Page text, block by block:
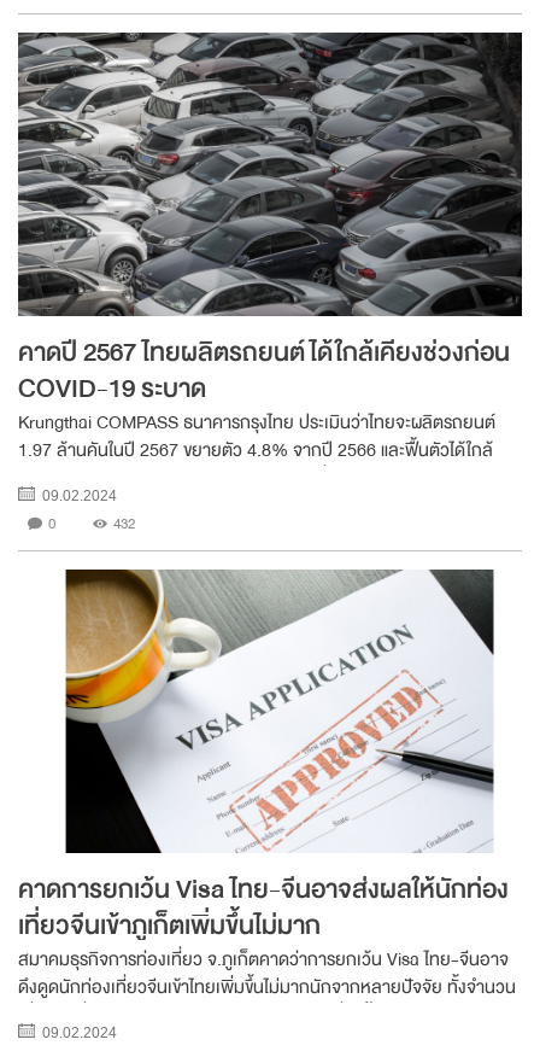
คาดปี 2567 ไทยผลิตรถยนต์ได้ใกล้เคียงช่วงก่อน
COVID-19 ระบาด
Krungthai COMPASS ธนาคารกรุงไทย ประเมินว่าไทยจะผลิตรถยนต์
1.97 ล้านคันในปี 2567 ขยายตัว 4.8% จากปี 2566 และฟื้นตัวได้ใกล้
คัน โดยมี 2 ปัจจัยหนุนหลัก ได้แก่ 1...
09.02.2024
0 432
คาดการยกเว้น Visa ไทย-จีนอาจส่งผลให้นักท่อง
เที่ยวจีนเข้าภูเก็ตเพิ่มขึ้นไม่มาก
สมาคมธุรกิจการท่องเที่ยว จ.ภูเก็ตคาดว่าการยกเว้น Visa ไทย-จีนอาจ
ดึงดูดนักท่องเที่ยวจีนเข้าไทยเพิ่มขึ้นไม่มากนักจากหลายปัจจัย ทั้งจำนวน
ที่ชะลอตัว อีกทั้ง...
09.02.2024